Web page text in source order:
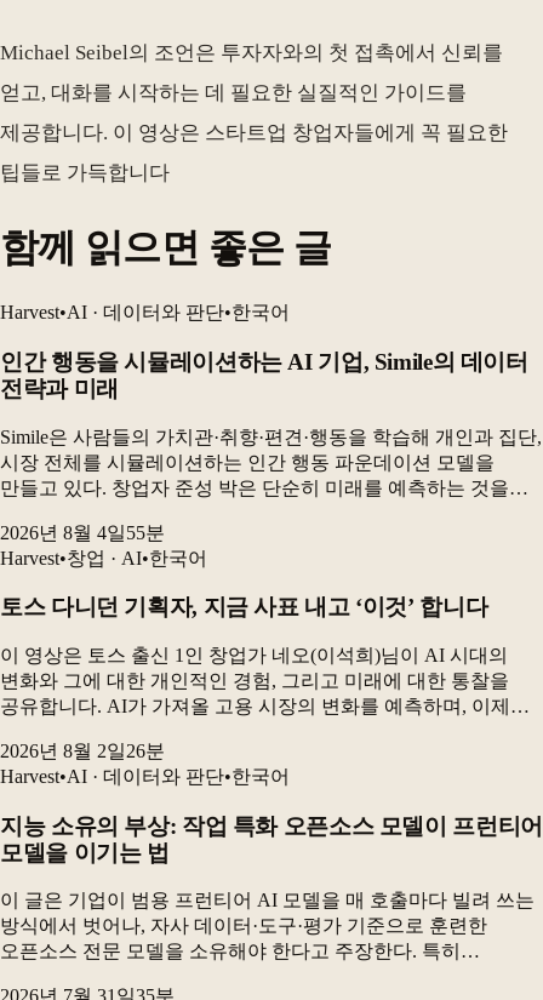
Michael Seibel의 조언은 투자자와의 첫 접촉에서 신뢰를
얻고, 대화를 시작하는 데 필요한 실질적인 가이드를
제공합니다. 이 영상은 스타트업 창업자들에게 꼭 필요한
팁들로 가득합니다
함께 읽으면 좋은 글
Harvest•AI · 데이터와 판단•한국어
인간 행동을 시뮬레이션하는 AI 기업, Simile의 데이터
전략과 미래
Simile은 사람들의 가치관·취향·편견·행동을 학습해 개인과 집단,
시장 전체를 시뮬레이션하는 인간 행동 파운데이션 모델을
만들고 있다. 창업자 준성 박은 단순히 미래를 예측하는 것을
보여주는 것이 시뮬레이션의 핵심이라고 설명...
2026년 8월 4일55분
Harvest•창업 · AI•한국어
토스 다니던 기획자, 지금 사표 내고 ‘이것’ 합니다
이 영상은 토스 출신 1인 창업가 네오(이석희)님이 AI 시대의
변화와 그에 대한 개인적인 경험, 그리고 미래에 대한 통찰을
공유합니다. AI가 가져올 고용 시장의 변화를 예측하며, 이제는
전달하고, 홀로 설 수 있는...
2026년 8월 2일26분
Harvest•AI · 데이터와 판단•한국어
지능 소유의 부상: 작업 특화 오픈소스 모델이 프런티어
모델을 이기는 법
이 글은 기업이 범용 프런티어 AI 모델을 매 호출마다 빌려 쓰는
방식에서 벗어나, 자사 데이터·도구·평가 기준으로 훈련한
오픈소스 전문 모델을 소유해야 한다고 주장한다. 특히